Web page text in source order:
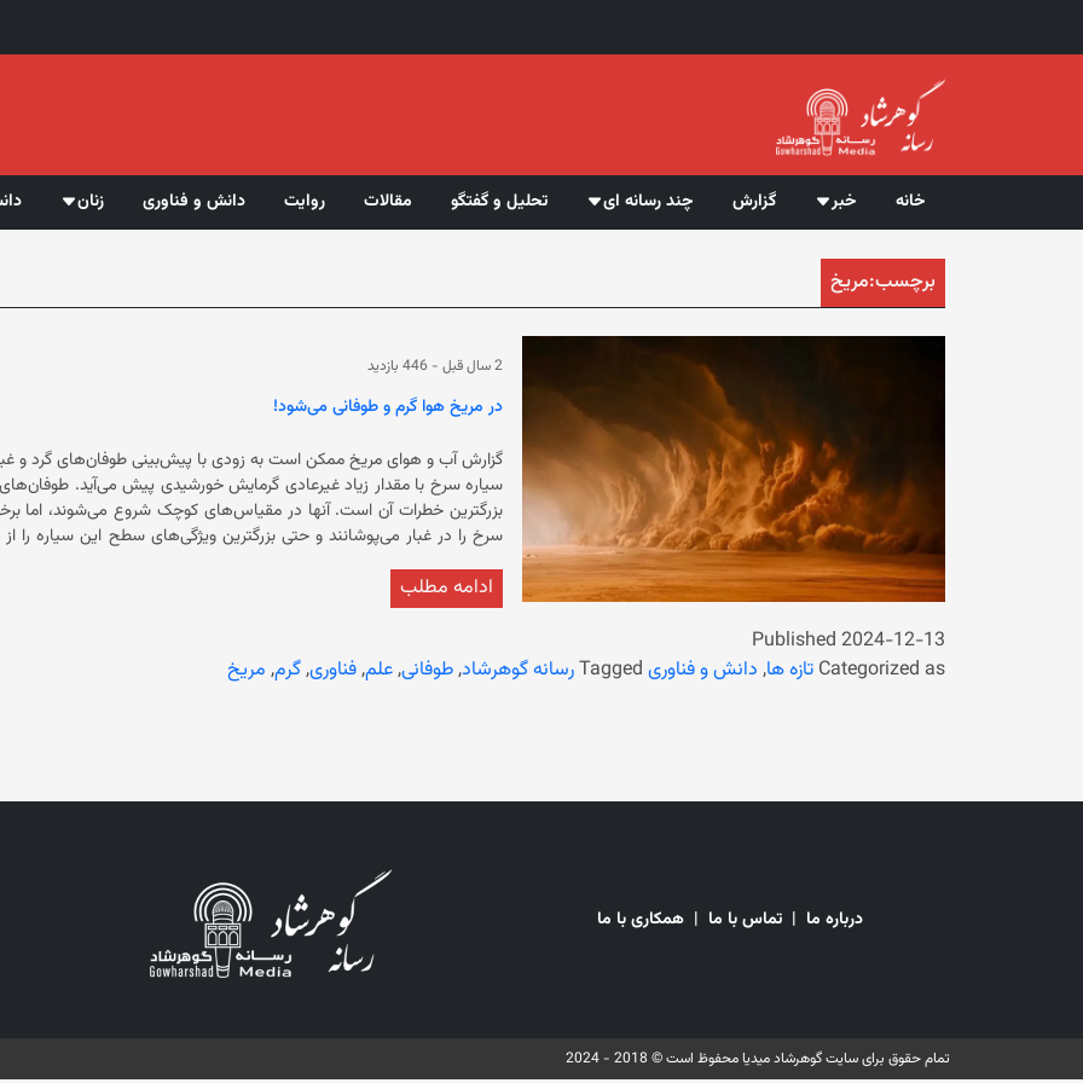
خانه خبر گزارش چند رسانه ای تحلیل و گفتگو مقالات روایت دانش و فناوری زنان
برچسب:مریخ
2 سال قبل - 446 بازدید
در مریخ هوا گرم و طوفانی می‌شود!
سیاره سرخ با
بزرگترین خطرات آن است. آنها در مقیاس‌های کوچک شروع می‌شوند، اما
کنند، اما آنها می‌توانند مقدار زیادی گرد و غبار را روی صفحات خورشیدی
البته ناگفته نماند که در طی ماموریت‌های سرنشین‌دار آتی به مریخ نیز
بزرگ به سمت توانایی پیش بینی ظهور طوفان‌های گرد و غبار در مریخ است.
طوفان
فیزیک طوفان‌های غبار مریخ باقی می‌ماند. به عنوان مثال، چرا برخی از
ادامه مطلب
Published 2024-12-13
Categorized as تازه ها, دانش و فناوری Taggedرسانه گوهرشاد,طوفانی,علم,فناوری,گرم, مریخ
درباره ما | تماس با ما | همکاری با ما
تمام حقوق برای سایت گوهرشاد میدیا محفوظ است © 2018 - 2024